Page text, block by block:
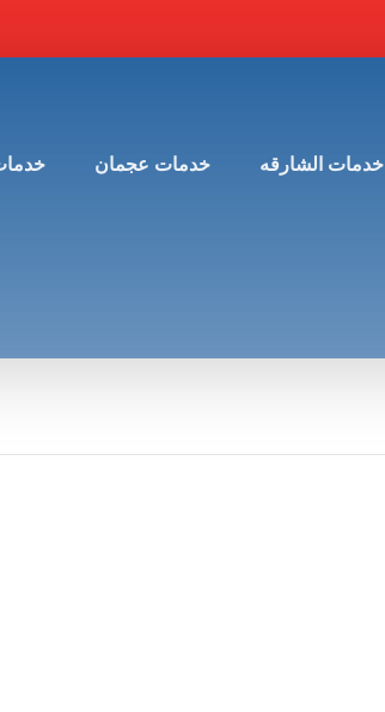
خدمات الشارقه خدمات عجمان